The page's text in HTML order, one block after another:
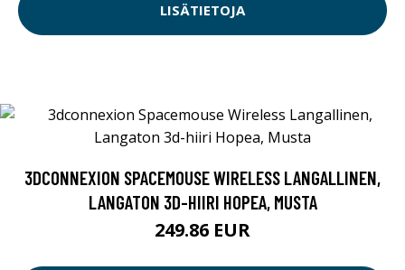
LISÄTIETOJA
3DCONNEXION SPACEMOUSE WIRELESS LANGALLINEN,
LANGATON 3D-HIIRI HOPEA, MUSTA
249.86 EUR